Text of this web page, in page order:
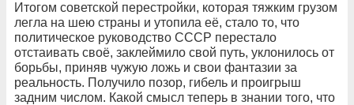
Итогом советской перестройки, которая тяжким грузом
легла на шею страны и утопила её, стало то, что
политическое руководство СССР перестало
отстаивать своё, заклеймило свой путь, уклонилось от
борьбы, приняв чужую ложь и свои фантазии за
реальность. Получило позор, гибель и проигрыш
задним числом. Какой смысл теперь в знании того, что